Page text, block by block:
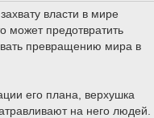
власти в мире
может предотвратить
превращению мира в
его плана, верхушка
на него людей.